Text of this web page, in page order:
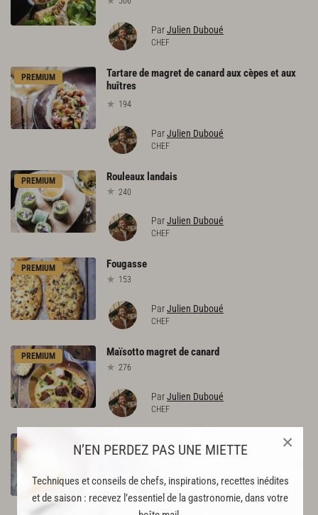
N’EN PERDEZ PAS UNE MIETTE
Techniques et conseils de chefs, inspirations, recettes inédites
et de saison : recevez l’essentiel de la gastronomie, dans votre
×
ParJulien Duboué
CHEF
PREMIUM
Tartare de magret de canard aux cèpes et aux
huîtres
194
ParJulien Duboué
CHEF
PREMIUM Rouleaux landais
240
ParJulien Duboué
CHEF
PREMIUM Fougasse
153
ParJulien Duboué
CHEF
PREMIUM Maïsottomagretdecanard
276
ParJulien Duboué
CHEF
PREMIUM
516
Par Akrame Benallal
CHEF